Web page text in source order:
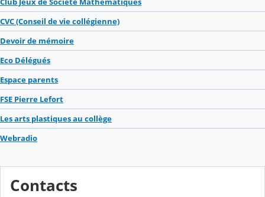
CVC (Conseil de vie collégienne)
Devoir de mémoire
Eco Délégués
Espace parents
FSE Pierre Lefort
Les arts plastiques au collège
Webradio
Contacts